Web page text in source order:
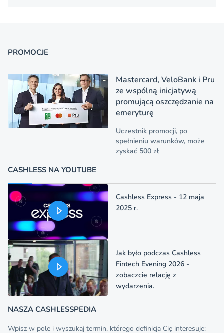
PROMOCJE
Mastercard, VeloBank i Pru
ze wspólną inicjatywą
promującą oszczędzanie na
emeryturę
Uczestnik promocji, po
spełnieniu warunków, może
zyskać 500 zł
CASHLESS NA YOUTUBE
Cashless Express - 12 maja
2025 r.
Jak było podczas Cashless
Fintech Evening 2026 -
zobaczcie relację z
wydarzenia.
NASZA CASHLESSPEDIA
Wpisz w pole i wyszukaj termin, którego definicja Cię interesuje: